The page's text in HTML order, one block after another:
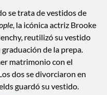
se trata de vestidos de
, la icónica actriz Brooke
reutilizó su vestido
de la prepa.
matrimonio con el
dos se divorciaron en
guardó su vestido.